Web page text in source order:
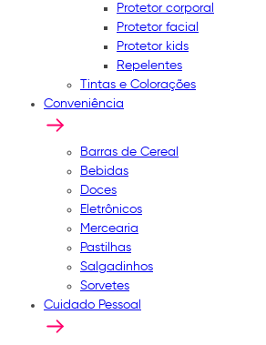
Protetor corporal
Protetor facial
Protetor kids
Repelentes
Tintas e Colorações
Conveniência
Barras de Cereal
Bebidas
Doces
Eletrônicos
Mercearia
Pastilhas
Salgadinhos
Sorvetes
Cuidado Pessoal